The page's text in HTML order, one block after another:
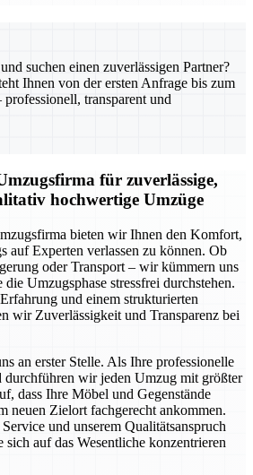
suchen einen zuverlässigen Partner?
Ihnen von der ersten Anfrage bis zum
transparent und
für zuverlässige,
hochwertige Umzüge
bieten wir Ihnen den Komfort,
auf Experten verlassen zu können. Ob
oder Transport – wir kümmern uns
Umzugsphase stressfrei durchstehen.
und einem strukturierten
wir Zuverlässigkeit und Transparenz bei
an erster Stelle. Als Ihre professionelle
durchführen wir jeden Umzug mit größter
dass Ihre Möbel und Gegenstände
neuen Zielort fachgerecht ankommen.
und unserem Qualitätsanspruch
sich auf das Wesentliche konzentrieren